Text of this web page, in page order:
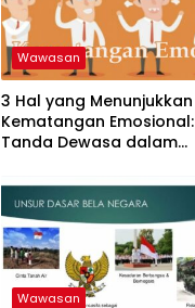
Wawasan
3 Hal yang Menunjukkan
Kematangan Emosional:
Tanda Dewasa dalam
Wawasan